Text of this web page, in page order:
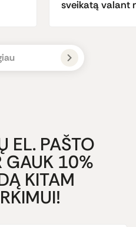
sveikatą valant
EL. PAŠTO
GAUK 10%
KITAM